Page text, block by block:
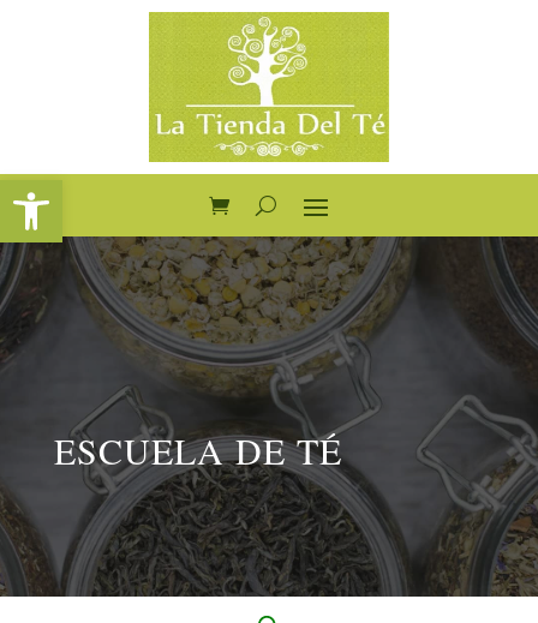
Abrir barra de herramientas
ESCUELA DE TÉ